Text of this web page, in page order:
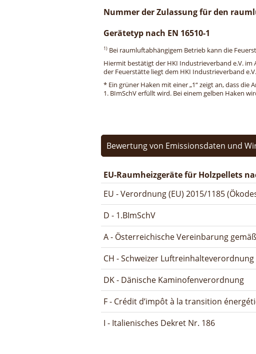
Nummer der Zulassung für den
Gerätetyp nach EN 16510-1
1) Bei raumluftabhängigem Betrieb kann die
Hiermit bestätigt der HKI Industrieverband e.V. im
der Feuerstätte liegt dem HKI Industrieverband
* Ein grüner Haken mit einer „1“ zeigt an, dass die
1. BImSchV erfüllt wird. Bei einem gelben Haken
Bewertung von Emissionsdaten und
EU-Raumheizgeräte für Holzpellets
EU - Verordnung (EU) 2015/1185
D - 1.BImSchV
A - Österreichische Vereinbarung
CH - Schweizer Luftreinhalteverordnung
DK - Dänische Kaminofenverordnung
F - Crédit d’impôt à la transition
I - Italienisches Dekret Nr. 186